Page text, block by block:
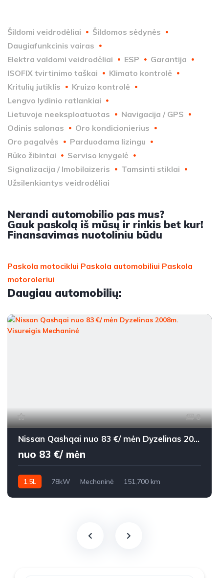
Šildomi veidrodėliai
Šildomos sėdynės
Daugiafunkcinis vairas
Elektra valdomi veidrodėliai
ESP
Garantija
ISOFIX tvirtinimo taškai
Klimato kontrolė
Kritulių jutiklis
Kruizo kontrolė
Lengvo lydinio ratlankiai
Lietuvoje neeksploatuotas
Navigacija / GPS
Odinis salonas
Oro kondicionierius
Oro pagalvės
Parduodama lizingu
Rūko žibintai
Serviso knygelė
Signalizacija / Imobilaizeris
Tamsinti stiklai
Užsilenkiantys veidrodėliai
Nerandi automobilio pas mus?
Gauk paskolą iš mūsų ir rinkis bet kur!
Finansavimas nuotoliniu būdu
Paskola motociklui Paskola automobiliui Paskola
motoroleriui
Daugiau automobilių:
8
Nissan Qashqai nuo 83 €/ mėn Dyzelinas 2008m. Visureigis Mechaninė
nuo 83 €/ mėn
1.5L 78kW Mechaninė
151,700 km